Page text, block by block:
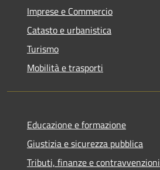
Imprese e Commercio
Catasto e urbanistica
Turismo
Mobilità e trasporti
Educazione e formazione
Giustizia e sicurezza pubblica
Tributi, finanze e contravvenzioni